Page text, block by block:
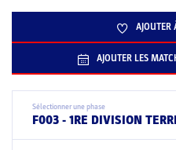
AJOUTER
AJOUTER LES
Sélectionner une phase
F003 - 1RE DIVISION